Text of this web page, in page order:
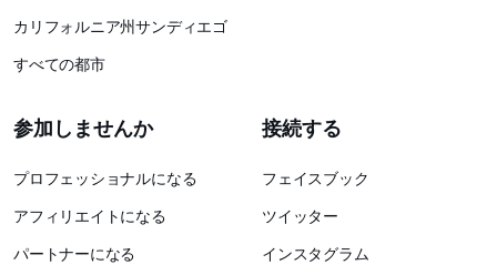
カリフォルニア州サンディエゴ
すべての都市
参加しませんか
プロフェッショナルになる
アフィリエイトになる
パートナーになる
接続する
フェイスブック
ツイッター
インスタグラム